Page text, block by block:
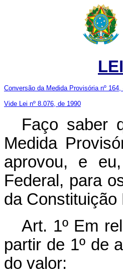
Conversão da Medida Provisória nº 164,
Vide Lei nº 8.076, de 1990
Faço saber
Medida
aprovou, e
Federal, para
da Constituição
Art. 1º Em
partir de 1º de
do valor: